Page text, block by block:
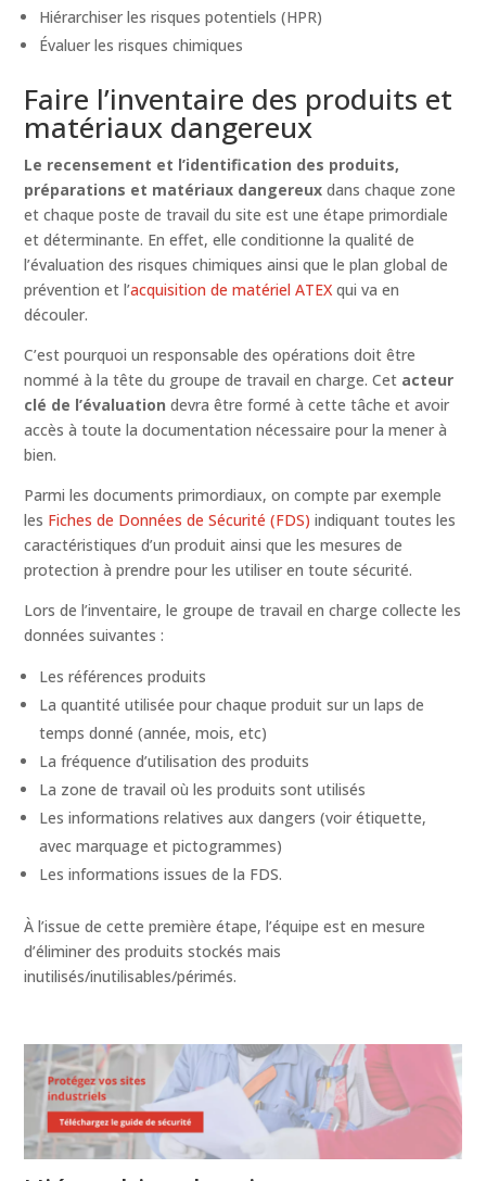
Hiérarchiser les risques potentiels (HPR)
Évaluer les risques chimiques
Faire l’inventaire des produits et
matériaux dangereux
Le recensement et l’identification des produits,
préparations et matériaux dangereuxdans chaque zone
et chaque poste de travail du site est une étape primordiale
et déterminante. En effet, elle conditionne la qualité de
l’évaluation des risques chimiques ainsi que le plan global de
prévention et l’acquisition de matériel ATEX qui va en
découler.
C’est pourquoi un responsable des opérations doit être
nommé à la tête du groupe de travail en charge. Cet acteur
clé de l’évaluation devra être formé à cette tâche et avoir
accès à toute la documentation nécessaire pour la mener à
bien.
Parmi les documents primordiaux, on compte par exemple
les Fiches de Données de Sécurité (FDS)indiquant toutes les
caractéristiques d’un produit ainsi que les mesures de
protection à prendre pour les utiliser en toute sécurité.
Lors de l’inventaire, le groupe de travail en charge collecte les
données suivantes :
Les références produits
La quantité utilisée pour chaque produit sur un laps de
temps donné (année, mois, etc)
La fréquence d’utilisation des produits
La zone de travail où les produits sont utilisés
Les informations relatives aux dangers (voir étiquette,
avec marquage et pictogrammes)
Les informations issues de la FDS.
À l’issue de cette première étape, l’équipe est en mesure
d’éliminer des produits stockés mais
inutilisés/inutilisables/périmés.